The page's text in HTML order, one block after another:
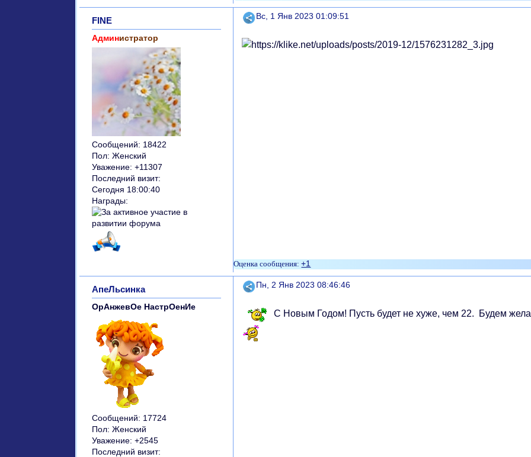
Поделиться
Вс, 1 Янв 2023 01:09:51
FINE
Администратор
Сообщений: 18422
Пол: Женский
Уважение: +11307
Последний визит:
Сегодня 18:00:40
Награды:
+1
Поделиться
Пн, 2 Янв 2023 08:46:46
АпеЛьсинка
ОрАнжевОе НастрОенИе
Сообщений: 17724
Пол: Женский
Уважение: +2545
Последний визит:
С Новым Годом! Пусть будет не хуже, чем 22. Будем